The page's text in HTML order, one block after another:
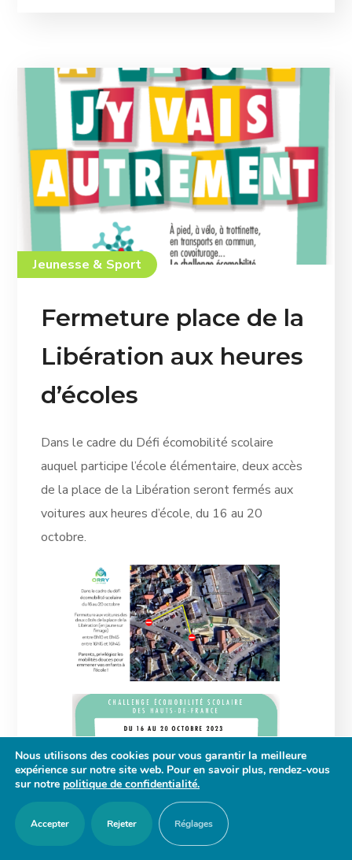
Jeunesse & Sport
Fermeture place de la
Libération aux heures
d’écoles
Dans le cadre du Défi écomobilité scolaire
auquel participe l’école élémentaire, deux accès
de la place de la Libération seront fermés aux
voitures aux heures d’école, du 16 au 20
octobre.
Nous utilisons des cookies pour vous garantir la meilleure
expérience sur notre site web. Pour en savoir plus, rendez-vous
sur notre politique de confidentialité.
Accepter Rejeter Réglages